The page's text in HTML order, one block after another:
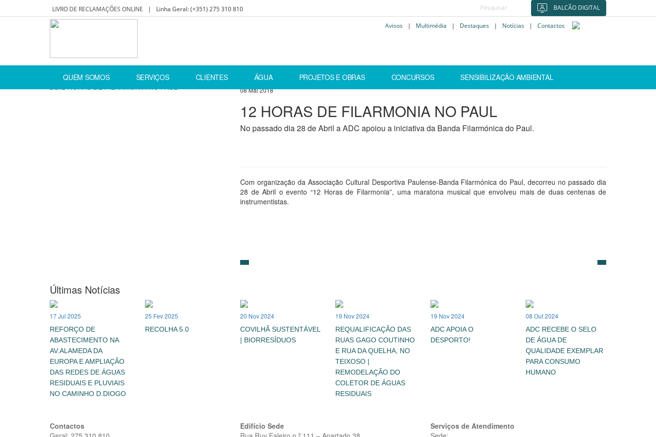
BALCÃO DIGITAL
Linha Geral:(+351) 275 310 810
|
LIVRO DE RECLAMAÇÕES ONLINE
Avisos
| Multimédia | Destaques | Notícias | Contactos
QUEM SOMOS SERVIÇOS CLIENTES ÁGUA PROJETOS E OBRAS CONCURSOS SENSIBILIZAÇÃO AMBIENTAL
Home Notícias 12 HORAS DE FILARMONIA NO PAUL
08 Mai 2018
12 HORAS DE FILARMONIA NO PAUL
No passado dia 28 de Abril a ADC apoiou a iniciativa da Banda Filarmónica do Paul.
Com organização da Associação Cultural Desportiva Paulense-Banda Filarmónica do Paul, decorreu no passado dia
28 de Abril o evento “12 Horas de Filarmonia”, uma maratona musical que envolveu mais de duas centenas de
instrumentistas.
Últimas Notícias
17 Jul 2025
REFORÇO DE
ABASTECIMENTO NA
AV.ALAMEDA DA
EUROPA E AMPLIAÇÃO
DAS REDES DE ÁGUAS
RESIDUAIS E PLUVIAIS
NO CAMINHO D.DIOGO
25 Fev 2025
RECOLHA 5.0
20 Nov 2024
COVILHÃ SUSTENTÁVEL
| BIORRESÍDUOS
19 Nov 2024
REQUALIFICAÇÃO DAS
RUAS GAGO COUTINHO
E RUA DA QUELHA, NO
TEIXOSO |
REMODELAÇÃO DO
COLETOR DE ÁGUAS
RESIDUAIS
19 Nov 2024
ADC APOIA O
DESPORTO!
08 Out 2024
ADC RECEBE O SELO
DE ÁGUA DE
QUALIDADE EXEMPLAR
PARA CONSUMO
HUMANO
Contactos
Edifício Sede
Serviços de Atendimento